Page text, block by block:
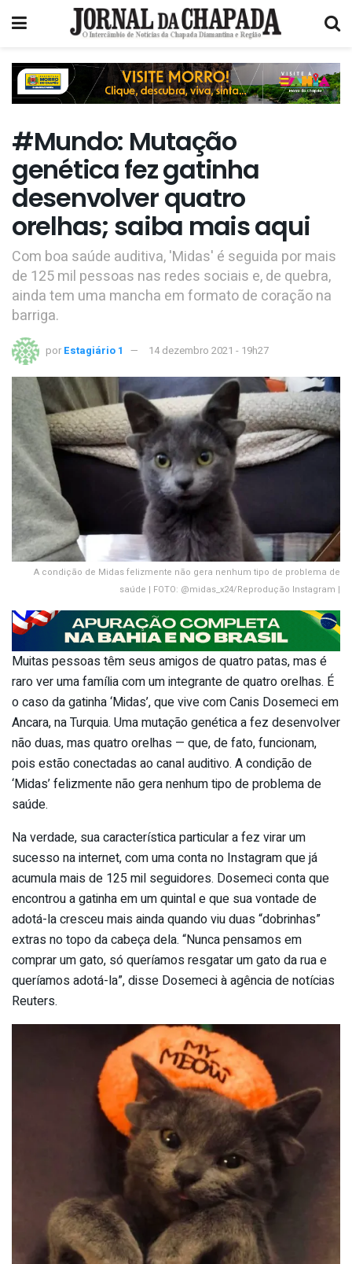
#Mundo: Mutação
genética fez gatinha
desenvolver quatro
orelhas; saiba mais aqui
Com boa saúde auditiva, 'Midas' é seguida por mais
de 125 mil pessoas nas redes sociais e, de quebra,
ainda tem uma mancha em formato de coração na
barriga.
por Estagiário 1 14 dezembro 2021 - 19h27
A condição de Midas felizmente não gera nenhum tipo de problema de
saúde | FOTO: @midas_x24/Reprodução Instagram |
Muitas pessoas têm seus amigos de quatro patas, mas é
raro ver uma família com um integrante de quatro orelhas. É
o caso da gatinha ‘Midas’, que vive com Canis Dosemeci em
Ancara, na Turquia. Uma mutação genética a fez desenvolver
não duas, mas quatro orelhas — que, de fato, funcionam,
pois estão conectadas ao canal auditivo. A condição de
‘Midas’ felizmente não gera nenhum tipo de problema de
saúde.
Na verdade, sua característica particular a fez virar um
sucesso na internet, com uma conta no Instagram que já
acumula mais de 125 mil seguidores. Dosemeci conta que
encontrou a gatinha em um quintal e que sua vontade de
adotá-la cresceu mais ainda quando viu duas “dobrinhas”
extras no topo da cabeça dela. “Nunca pensamos em
comprar um gato, só queríamos resgatar um gato da rua e
queríamos adotá-la”, disse Dosemeci à agência de notícias
Reuters.